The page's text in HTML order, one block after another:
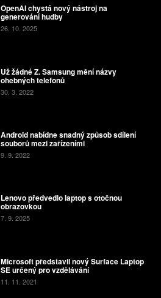
OpenAI chystá nový nástroj na
generování hudby
26. 10. 2025
Už žádné Z. Samsung mění názvy
ohebných telefonů
30. 3. 2022
Android nabídne snadný způsob sdílení
souborů mezi zařízeními
9. 9. 2022
Lenovo předvedlo laptop s otočnou
obrazovkou
7. 9. 2025
Microsoft představil nový Surface Laptop
SE určený pro vzdělávání
11. 11. 2021